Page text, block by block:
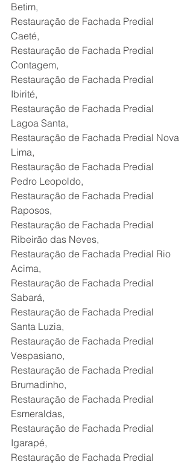
Betim,
Restauração de Fachada Predial
Caeté,
Restauração de Fachada Predial
Contagem,
Restauração de Fachada Predial
Ibirité,
Restauração de Fachada Predial
Lagoa Santa,
Restauração de Fachada Predial Nova
Lima,
Restauração de Fachada Predial
Pedro Leopoldo,
Restauração de Fachada Predial
Raposos,
Restauração de Fachada Predial
Ribeirão das Neves,
Restauração de Fachada Predial Rio
Acima,
Restauração de Fachada Predial
Sabará,
Restauração de Fachada Predial
Santa Luzia,
Restauração de Fachada Predial
Vespasiano,
Restauração de Fachada Predial
Brumadinho,
Restauração de Fachada Predial
Esmeraldas,
Restauração de Fachada Predial
Igarapé,
Restauração de Fachada Predial